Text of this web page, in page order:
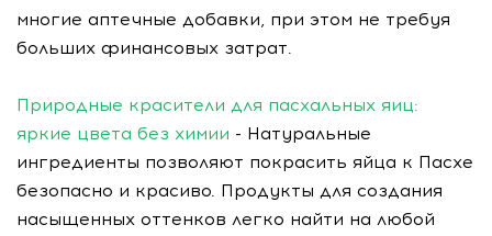
многие аптечные добавки, при этом не требуя
больших финансовых затрат.
Природные красители для пасхальных яиц:
яркие цвета без химии - Натуральные
ингредиенты позволяют покрасить яйца к Пасхе
безопасно и красиво. Продукты для создания
насыщенных оттенков легко найти на любой